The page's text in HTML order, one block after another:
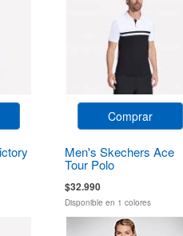
Comprar
Men's Skechers Ace
Tour Polo
$32.990
Disponible en 1 colores